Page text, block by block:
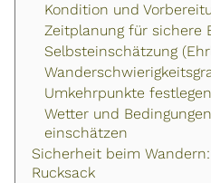
Kondition und
Zeitplanung für sichere
Selbsteinschätzung
Umkehrpunkte festlegen
Wetter und
einschätzen
Sicherheit beim
Rucksack